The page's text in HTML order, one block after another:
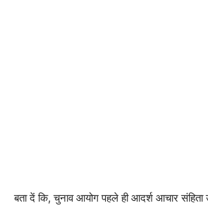
बता दें कि, चुनाव आयोग पहले ही आदर्श आचार